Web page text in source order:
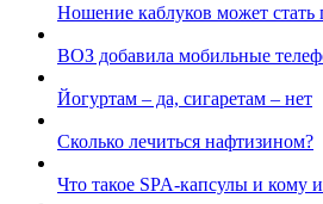
Ношение каблуков может
ВОЗ добавила мобильные
Йогуртам – да, сигаретам – нет
Сколько лечиться нафтизином?
Что такое SPA-капсулы и кому